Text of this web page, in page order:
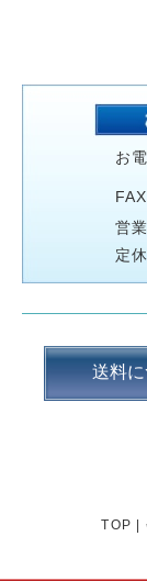
お
FAX
営
定
送料
TOP